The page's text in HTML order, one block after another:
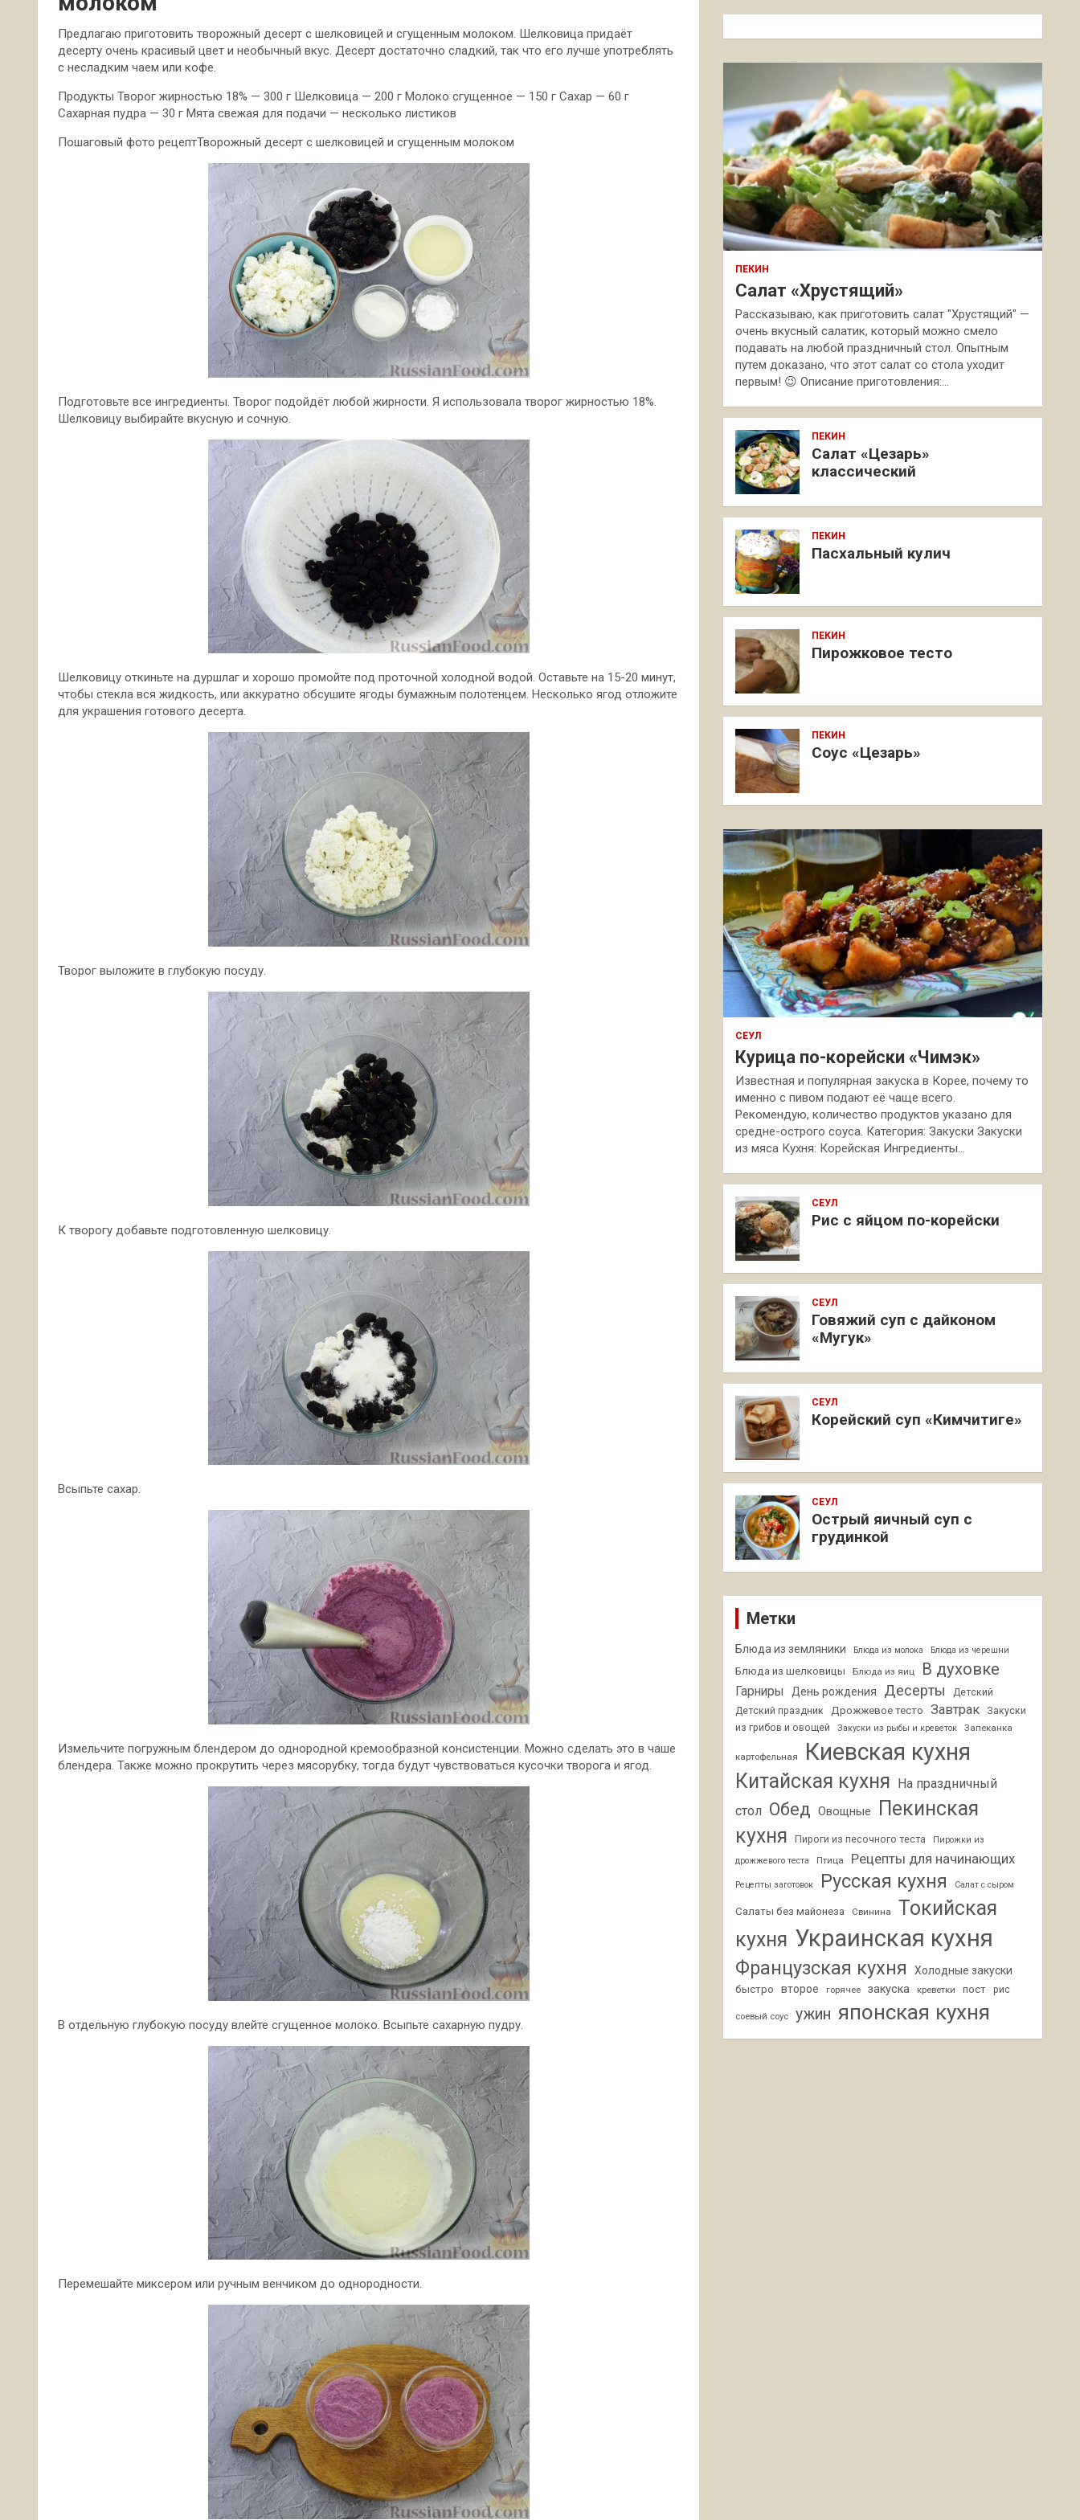
Предлагаю приготовить творожный десерт с шелковицей и сгущенным молоком. Шелковица придаёт
десерту очень красивый цвет и необычный вкус. Десерт достаточно сладкий, так что его лучше употреблять
с несладким чаем или кофе.
Продукты Творог жирностью 18% — 300 г Шелковица — 200 г Молоко сгущенное — 150 г Сахар — 60 г
Сахарная пудра — 30 г Мята свежая для подачи — несколько листиков
Пошаговый фото рецептТворожный десерт с шелковицей и сгущенным молоком
Подготовьте все ингредиенты. Творог подойдёт любой жирности. Я использовала творог жирностью 18%.
Шелковицу выбирайте вкусную и сочную.
Шелковицу откиньте на дуршлаг и хорошо промойте под проточной холодной водой. Оставьте на 15-20 минут,
чтобы стекла вся жидкость, или аккуратно обсушите ягоды бумажным полотенцем. Несколько ягод отложите
для украшения готового десерта.
Творог выложите в глубокую посуду.
К творогу добавьте подготовленную шелковицу.
Всыпьте сахар.
Измельчите погружным блендером до однородной кремообразной консистенции. Можно сделать это в чаше
блендера. Также можно прокрутить через мясорубку, тогда будут чувствоваться кусочки творога и ягод.
В отдельную глубокую посуду влейте сгущенное молоко. Всыпьте сахарную пудру.
Перемешайте миксером или ручным венчиком до однородности.
к
ПЕКИН
Салат «Хрустящий»
Рассказываю, как приготовить салат "Хрустящий" —
очень вкусный салатик, который можно смело
подавать на любой праздничный стол. Опытным
путем доказано, что этот салат со стола уходит
первым! 😉 Описание приготовления:…
ПЕКИН
Салат «Цезарь»
классический
ПЕКИН
Пасхальный кулич
ПЕКИН
Пирожковое тесто
ПЕКИН
Соус «Цезарь»
СЕУЛ
Курица по-корейски «Чимэк»
Известная и популярная закуска в Корее, почему то
именно с пивом подают её чаще всего.
Рекомендую, количество продуктов указано для
средне-острого соуса. Категория: Закуски Закуски
из мяса Кухня: Корейская Ингредиенты…
СЕУЛ
Рис с яйцом по-корейски
СЕУЛ
Говяжий суп с дайконом
«Мугук»
СЕУЛ
Корейский суп «Кимчитиге»
СЕУЛ
Острый яичный суп с
грудинкой
Метки
Блюда из земляники Блюда из молока Блюда из черешни
Блюда из шелковицы Блюда из яиц В духовке
Гарниры День рождения Десерты
Детский
Детский праздник
Дрожжевое тесто Завтрак
Закуски
из грибов и овощей
Закуски из рыбы и креветок Запеканка
картофельная Киевская кухня
Китайская кухня На праздничный
стол Обед Овощные
Пекинская
кухня
Пироги из песочного теста
Пирожки из
дрожжевого теста
Птица Рецепты для начинающих
Рецепты заготовок Русская кухня Салат с сыром
Салаты без майонеза Свинина
Токийская
кухня Украинская кухня
Французская кухня Холодные закуски
быстро второе горячее закуска креветки пост рис
соевый соус ужин японская кухня